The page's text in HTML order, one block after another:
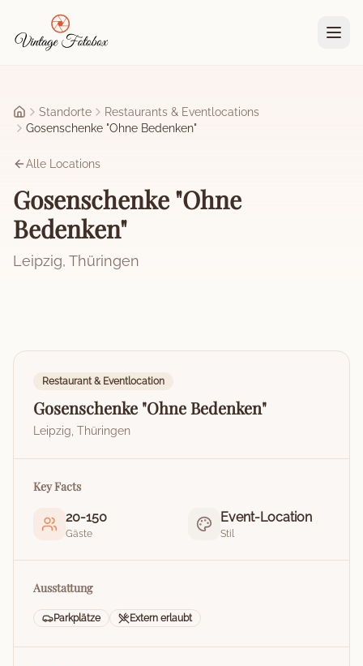
Startseite
Standorte
Restaurants & Eventlocations
Gosenschenke "Ohne Bedenken"
Alle Locations
Gosenschenke "Ohne
Bedenken"
Leipzig, Thüringen
Restaurant & Eventlocation
Gosenschenke "Ohne Bedenken"
Leipzig Thüringen
Key Facts
20-150
Gäste
Event-Location
Stil
Ausstattung
Parkplätze Extern erlaubt